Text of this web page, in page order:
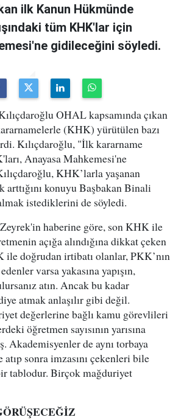
ilk Kanun Hükmünde
tüm KHK'lar için
gidileceğini söyledi.
OHAL kapsamında çıkan
(KHK) yürütülen bazı
Kılıçdaroğlu, "İlk kararname
Anayasa Mahkemesi'ne
KHK’larla yaşanan
konuyu Başbakan Binali
istediklerini de söyledi.
haberine göre, son KHK ile
açığa alındığına dikkat çeken
ile doğrudan irtibatı olanlar, PKK’nın
varsa yakasına yapışın,
atın. Ancak bu kadar
atmak anlaşılır gibi değil.
değerlerine bağlı kamu görevlileri
öğretmen sayısının yarısına
Akademisyenler de aynı torbaya
sonra imzasını çekenleri bile
tablodur. Birçok mağduriyet